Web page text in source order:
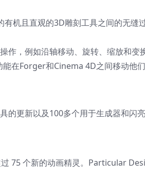
机且直观的3D雕刻工具之间的无缝
作，例如沿轴移动、旋转、缩放和变换
在Forger和Cinema 4D之间移动他们
的更新以及100多个用于生成器和闪亮
75 个新的动画精灵。Particular